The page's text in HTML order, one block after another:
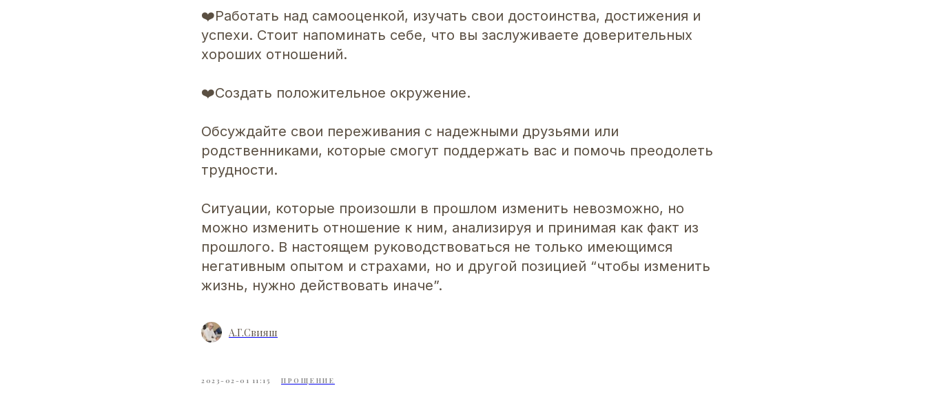
❤️Работать над самооценкой, изучать свои достоинства, достижения и
успехи. Стоит напоминать себе, что вы заслуживаете доверительных
хороших отношений.
❤️Создать положительное окружение.
Обсуждайте свои переживания с надежными друзьями или
родственниками, которые смогут поддержать вас и помочь преодолеть
трудности.
Ситуации, которые произошли в прошлом изменить невозможно, но
можно изменить отношение к ним, анализируя и принимая как факт из
прошлого. В настоящем руководствоваться не только имеющимся
негативным опытом и страхами, но и другой позицией “чтобы изменить
жизнь, нужно действовать иначе”.
А.Г.Свияш
2023-02-01 11:15 ПРОЩЕНИЕ